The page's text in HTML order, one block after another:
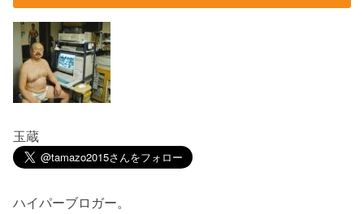
玉蔵
ハイパーブロガー。